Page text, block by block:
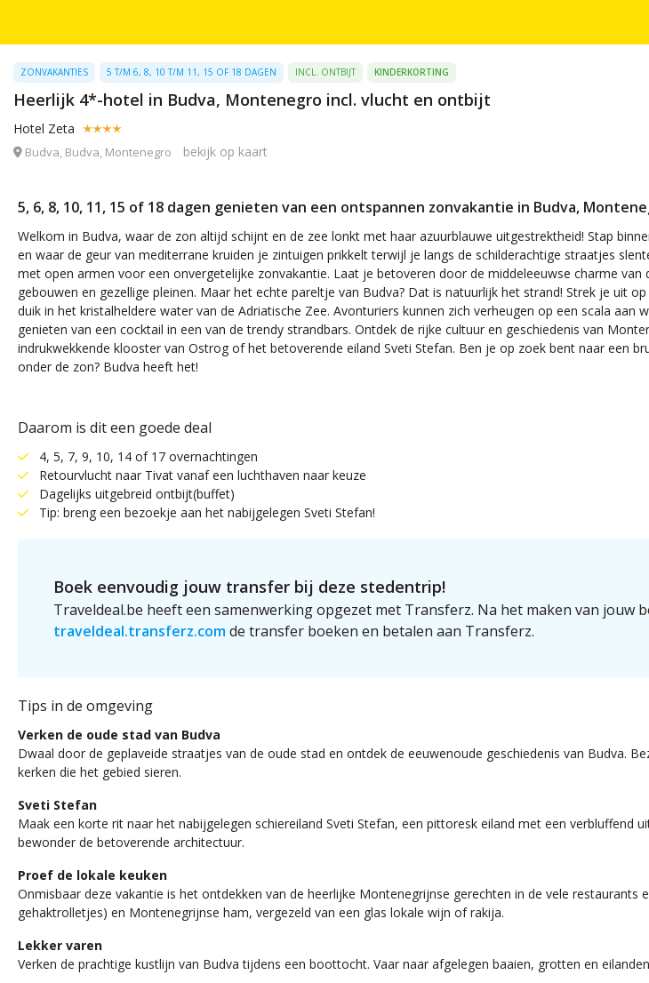
ZONVAKANTIES 5 T/M 6, 8, 10 T/M 11, 15 OF 18 DAGEN INCL. ONTBIJT KINDERKORTING
Heerlijk 4*-hotel in Budva, Montenegro incl. vlucht en ontbijt
Hotel Zeta
Budva, Budva, Montenegro bekijk op kaart
5, 6, 8, 10, 11, 15 of 18 dagen genieten van een ontspannen zonvakantie in Budva,
Welkom in Budva, waar de zon altijd schijnt en de zee lonkt met haar azuurblauwe uitgestrektheid! Stap
en waar de geur van mediterrane kruiden je zintuigen prikkelt terwijl je langs de schilderachtige straatjes
met open armen voor een onvergetelijke zonvakantie. Laat je betoveren door de middeleeuwse charme
gebouwen en gezellige pleinen. Maar het echte pareltje van Budva? Dat is natuurlijk het strand! Strek je uit
duik in het kristalheldere water van de Adriatische Zee. Avonturiers kunnen zich verheugen op een scala
genieten van een cocktail in een van de trendy strandbars. Ontdek de rijke cultuur en geschiedenis van
indrukwekkende klooster van Ostrog of het betoverende eiland Sveti Stefan. Ben je op zoek bent naar een
onder de zon? Budva heeft het!
Daarom is dit een goede deal
4, 5, 7, 9, 10, 14 of 17 overnachtingen
Retourvlucht naar Tivat vanaf een luchthaven naar keuze
Dagelijks uitgebreid ontbijt(buffet)
Tip: breng een bezoekje aan het nabijgelegen Sveti Stefan!
Boek eenvoudig jouw transfer bij deze stedentrip!
Traveldeal.be heeft een samenwerking opgezet met Transferz. Na het maken van jouw
traveldeal.transferz.comde transfer boeken en betalen aan Transferz.
Tips in de omgeving
Verken de oude stad van Budva
Dwaal door de geplaveide straatjes van de oude stad en ontdek de eeuwenoude geschiedenis van Budva.
kerken die het gebied sieren.
Sveti Stefan
Maak een korte rit naar het nabijgelegen schiereiland Sveti Stefan, een pittoresk eiland met een verbluffend
bewonder de betoverende architectuur.
Proef de lokale keuken
Onmisbaar deze vakantie is het ontdekken van de heerlijke Montenegrijnse gerechten in de vele
gehaktrolletjes) en Montenegrijnse ham, vergezeld van een glas lokale wijn of rakija.
Lekker varen
Verken de prachtige kustlijn van Budva tijdens een boottocht. Vaar naar afgelegen baaien, grotten en